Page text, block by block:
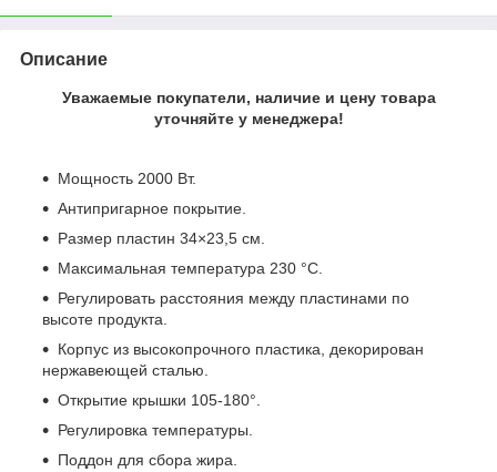
Описание
Уважаемые покупатели, наличие и цену товара
уточняйте у менеджера!
Мощность 2000 Вт.
Антипригарное покрытие.
Размер пластин 34×23,5 см.
Максимальная температура 230 °С.
Регулировать расстояния между пластинами по
высоте продукта.
Корпус из высокопрочного пластика, декорирован
нержавеющей сталью.
Открытие крышки 105-180°.
Регулировка температуры.
Поддон для сбора жира.